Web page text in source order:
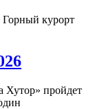
Горный курорт
Хутор» пройдет